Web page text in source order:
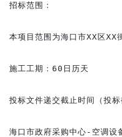
招标范围：
本项目范围为海口市XX区XX
施工工期：60日历天
投标文件递交截止时间（投
海口市政府采购中心-空调设